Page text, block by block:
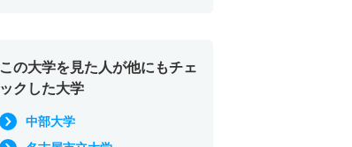
この大学を見た人が他にもチェ
ックした大学
中部大学